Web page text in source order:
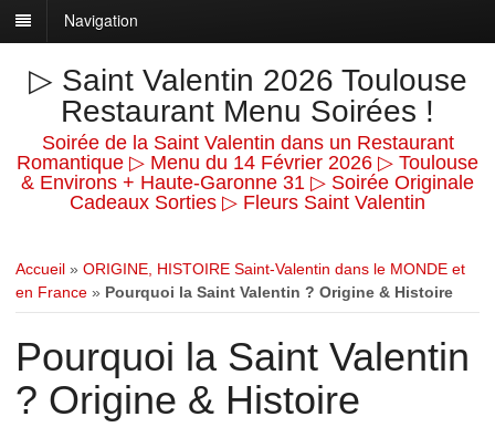
Navigation
▷ Saint Valentin 2026 Toulouse
Restaurant Menu Soirées !
Soirée de la Saint Valentin dans un Restaurant
Romantique ▷ Menu du 14 Février 2026 ▷ Toulouse
& Environs + Haute-Garonne 31 ▷ Soirée Originale
Cadeaux Sorties ▷ Fleurs Saint Valentin
Accueil » ORIGINE, HISTOIRE Saint-Valentin dans le MONDE et
en France » Pourquoi la Saint Valentin ? Origine & Histoire
Pourquoi la Saint Valentin
? Origine & Histoire